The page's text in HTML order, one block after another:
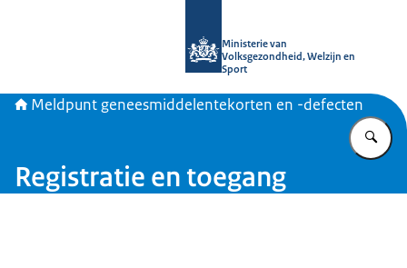
Ministerie van
Volksgezondheid, Welzijn en
Sport
Meldpunt geneesmiddelentekorten en -defecten
Registratie en toegang